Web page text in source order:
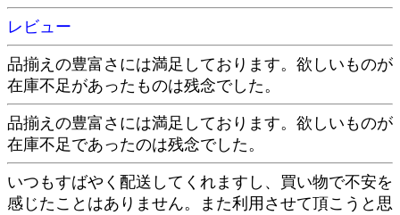
レビュー
品揃えの豊富さには満足しております。欲しいものが
在庫不足があったものは残念でした。
品揃えの豊富さには満足しております。欲しいものが
在庫不足であったのは残念でした。
いつもすばやく配送してくれますし、買い物で不安を
感じたことはありません。また利用させて頂こうと思